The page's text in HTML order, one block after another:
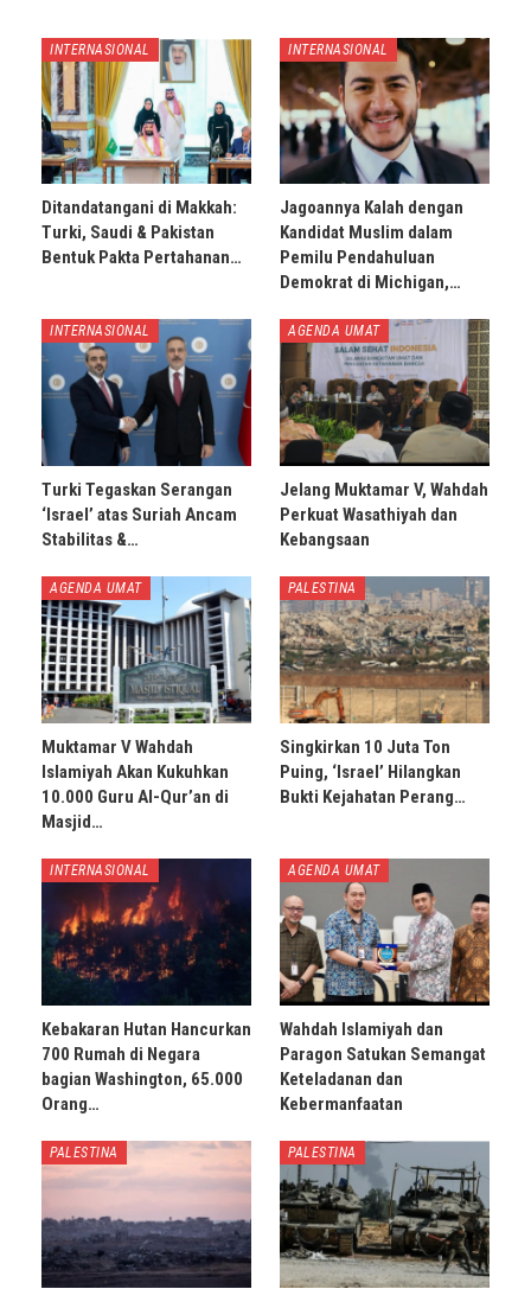
INTERNASIONAL
Ditandatangani di Makkah:
Turki, Saudi & Pakistan
Bentuk Pakta Pertahanan…
INTERNASIONAL
Jagoannya Kalah dengan
Kandidat Muslim dalam
Pemilu Pendahuluan
Demokrat di Michigan,…
INTERNASIONAL
Turki Tegaskan Serangan
‘Israel’ atas Suriah Ancam
Stabilitas &…
AGENDA UMAT
Jelang Muktamar V, Wahdah
Perkuat Wasathiyah dan
Kebangsaan
AGENDA UMAT
Muktamar V Wahdah
Islamiyah Akan Kukuhkan
10.000 Guru Al-Qur’an di
Masjid…
PALESTINA
Singkirkan 10 Juta Ton
Puing, ‘Israel’ Hilangkan
Bukti Kejahatan Perang…
INTERNASIONAL
Kebakaran Hutan Hancurkan
700 Rumah di Negara
bagian Washington, 65.000
Orang…
AGENDA UMAT
Wahdah Islamiyah dan
Paragon Satukan Semangat
Keteladanan dan
Kebermanfaatan
PALESTINA PALESTINA